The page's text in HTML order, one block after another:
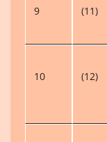
9 (11)
10 (12)